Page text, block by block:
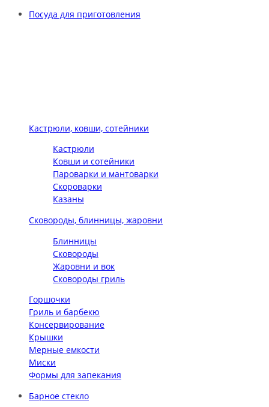
Посуда для приготовления
Кастрюли, ковши, сотейники
Кастрюли
Ковши и сотейники
Пароварки и мантоварки
Скороварки
Казаны
Сковороды, блинницы, жаровни
Блинницы
Сковороды
Жаровни и вок
Сковороды гриль
Горшочки
Гриль и барбекю
Консервирование
Крышки
Мерные емкости
Миски
Формы для запекания
Барное стекло